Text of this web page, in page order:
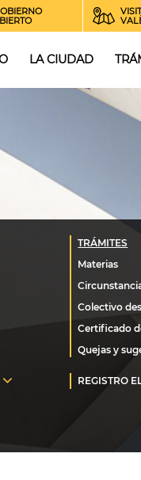
VISIT
LA CIUDAD
Quejas y